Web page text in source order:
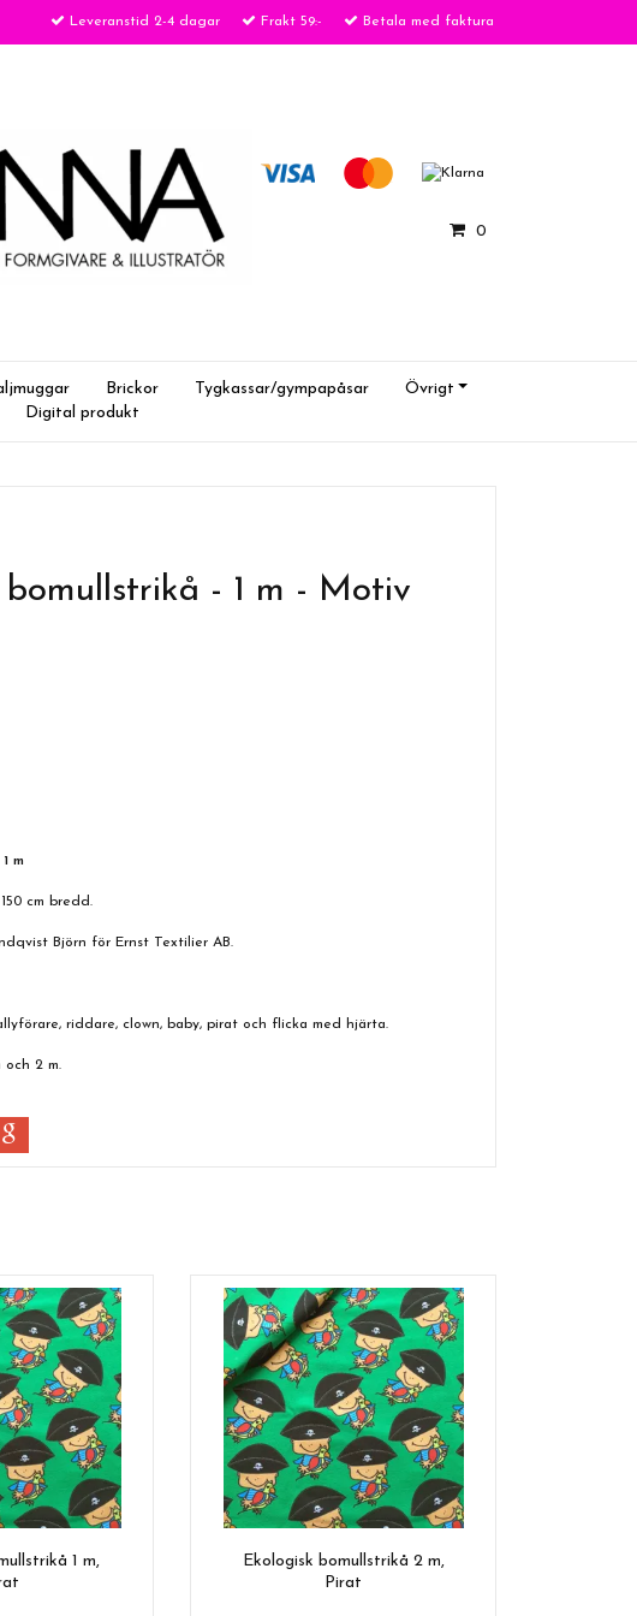
Leveranstid 2-4 dagar Frakt 59:- Betala med faktura
0
Brickor Tygkassar/gympapåsar
Övrigt
Digital produkt
bomullstrikå - 1 m - Motiv
m
cm bredd.
Björn för Ernst Textilier AB.
riddare, clown, baby, pirat och flicka med hjärta.
och 2 m.
1 m,
Ekologisk bomullstrikå 2 m,
Pirat